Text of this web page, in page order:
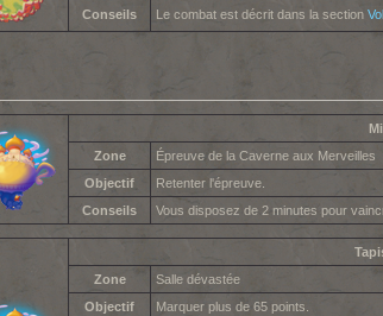
Conseils Le combat est décrit dans la section
Zone
Épreuve de la Caverne aux Merveilles
Objectif
Retenter l'épreuve.
Conseils
Vous disposez de 2 minutes pour
Zone
Salle dévastée
Objectif
Marquer plus de 65 points.